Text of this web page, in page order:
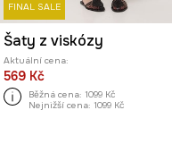
FINAL SALE
Šaty z viskózy
Aktuální cena:
569 Kč
Běžná cena: 1099 Kč
Nejnižší cena: 1099 Kč